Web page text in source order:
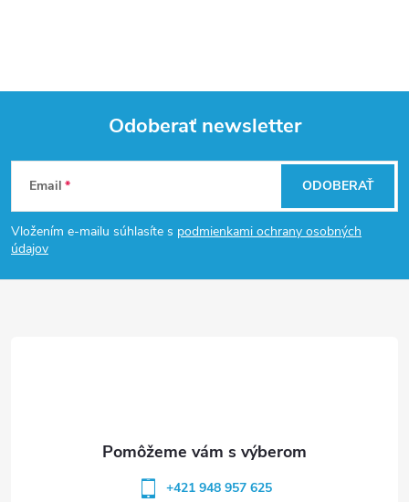
Z
á
p
Odoberať newsletter
Email
Vložením e-mailu súhlasíte s podmienkami ochrany osobných
údajov
ODOBERAŤ
+421 948 957 625